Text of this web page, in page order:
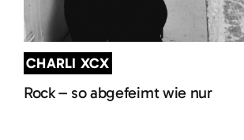
CHARLI XCX
Rock – so abgefeimt wie nur